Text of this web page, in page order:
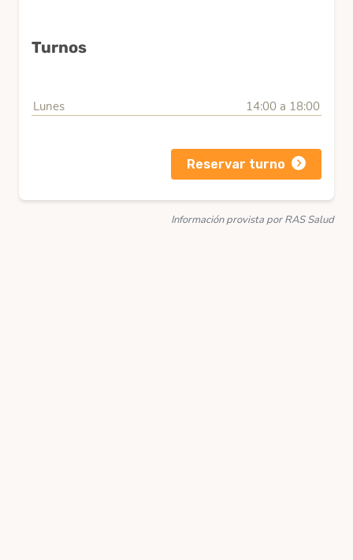
Turnos
Lunes 14:00 a 18:00
Reservar turno
Información provista por RAS Salud